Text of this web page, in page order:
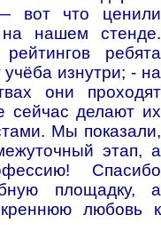
вот что ценили
нашем стенде.
ребята
учёба изнутри; - на
они проходят
сейчас делают их
Мы показали,
этап, а
Спасибо
площадку, а
любовь к